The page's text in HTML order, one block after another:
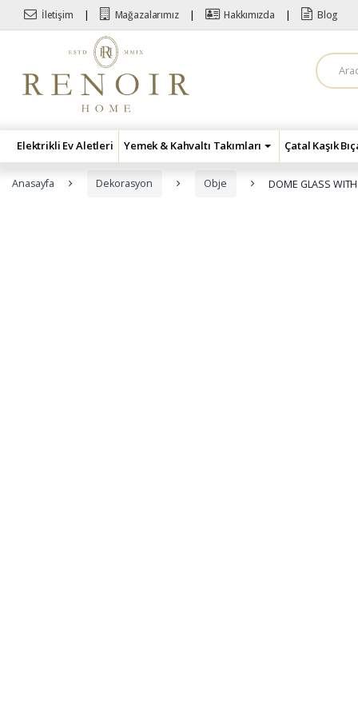
Skip to navigation
Skip to content
İletişim Mağazalarımız Hakkımızda Blog
A
r
a
Elektrikli Ev Aletleri Yemek & Kahvaltı Takımları Çatal Kaşık
Anasayfa Dekorasyon Obje DOME GLASS